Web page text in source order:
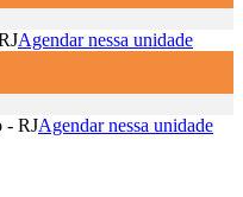
Agendar nessa unidade
- RJAgendar nessa unidade